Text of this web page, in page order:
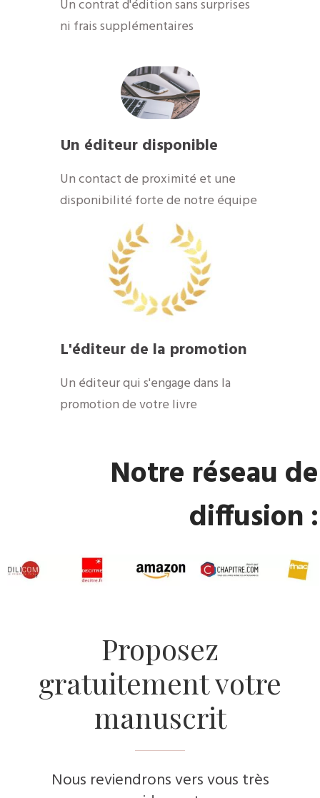
Un contrat d'édition sans surprises
ni frais supplémentaires
Un éditeur disponible
​Un contact de proximité et une
disponibilité forte de notre équipe
​L'éditeur de la promotion
​Un éditeur qui s'engage dans la
promotion de votre livre
​Notre réseau de
diffusion :
​Proposez
gratuitement votre
manuscrit
Nous reviendrons vers vous très